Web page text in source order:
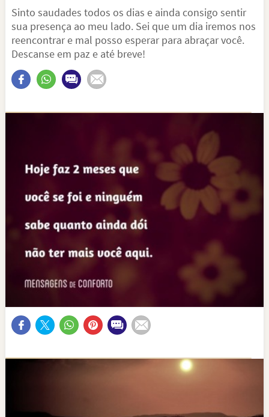
Sinto saudades todos os dias e ainda consigo sentir
sua presença ao meu lado. Sei que um dia iremos nos
reencontrar e mal posso esperar para abraçar você.
Descanse em paz e até breve!